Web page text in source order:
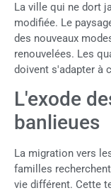
La ville qui ne dort
modifiée. Le
des nouveaux
renouvelées. Les
doivent s'adapter à
L'exode
banlieues
La migration vers
familles
vie différent. Cette